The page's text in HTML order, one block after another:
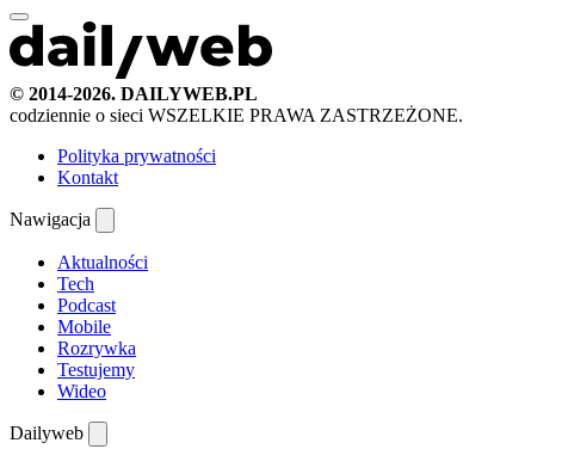
© 2014-2026. DAILYWEB.PL
codziennie o sieci WSZELKIE PRAWA ZASTRZEŻONE.
Polityka prywatności
Kontakt
Nawigacja
Aktualności
Tech
Podcast
Mobile
Rozrywka
Testujemy
Wideo
Dailyweb